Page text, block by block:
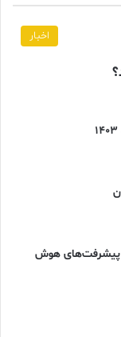
اخبار
پیشرفت‌های هوش